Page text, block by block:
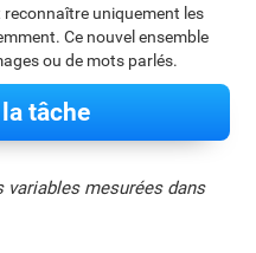
uniquement les
Ce nouvel ensemble
ou de mots parlés.
tâche
mesurées dans